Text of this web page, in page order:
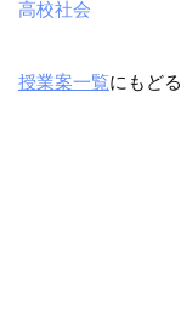
高校社会
授業案一覧にもどる